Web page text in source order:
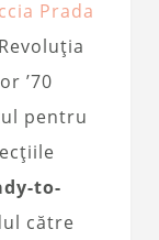
Prada
’70
pentru
to-
către